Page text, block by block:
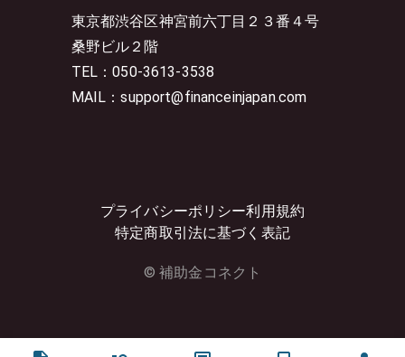
東京都渋谷区神宮前六丁目２３番４号
桑野ビル２階
TEL：050-3613-3538
MAIL：support@financeinjapan.com
プライバシーポリシー利用規約
特定商取引法に基づく表記
© 補助金コネクト